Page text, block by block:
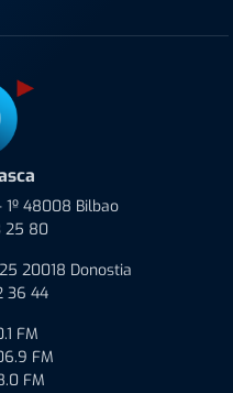
1º 48008 Bilbao
25 80
20018 Donostia
36 44
FM
FM
FM